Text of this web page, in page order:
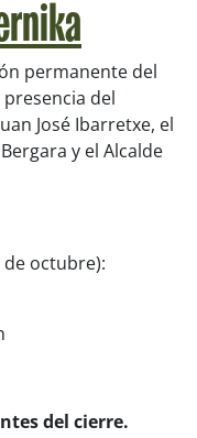
permanente del
del
José Ibarretxe, el
y el Alcalde
de octubre):
del cierre.